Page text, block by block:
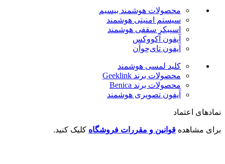
محصولات هوشمند بیسیم
سیستم امنیتی هوشمند
اسپیکر سقفی هوشمند
آیفون آکووکس
آیفون تای‌چوآن
کلید لمسی هوشمند
محصولات برند Geeklink
محصولات برند ‌Benica
آیفون تصویری هوشمند
نمادهای اعتماد
برای مشاهده قوانین و مقررات فروشگاه کلیک کنید.